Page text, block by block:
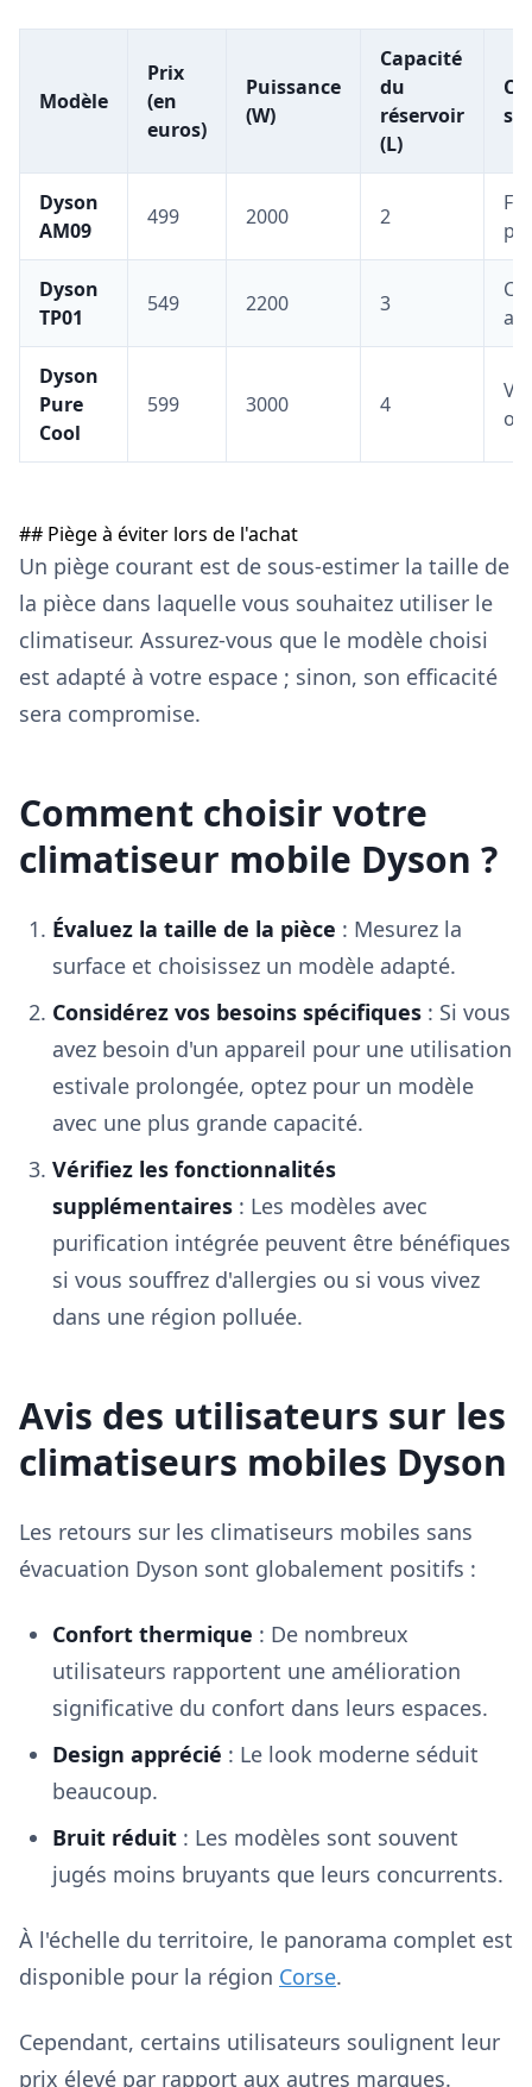
Modèle
Prix
(en
euros)
Puissance
(W)
Capacité
du
réservoir
(L)
Dyson
AM09
499 2000 2
Dyson
TP01
549 2200 3
Dyson
Pure
Cool
599 3000 4
## Piège à éviter lors de l'achat
Un piège courant est de sous-estimer la taille de
la pièce dans laquelle vous souhaitez utiliser le
climatiseur. Assurez-vous que le modèle choisi
est adapté à votre espace ; sinon, son efficacité
sera compromise.
Comment choisir votre
climatiseur mobile Dyson ?
Évaluez la taille de la pièce : Mesurez la
surface et choisissez un modèle adapté.
Considérez vos besoins spécifiques : Si vous
avez besoin d'un appareil pour une utilisation
estivale prolongée, optez pour un modèle
avec une plus grande capacité.
Vérifiez les fonctionnalités
supplémentaires : Les modèles avec
purification intégrée peuvent être bénéfiques
si vous souffrez d'allergies ou si vous vivez
dans une région polluée.
Avis des utilisateurs sur les
climatiseurs mobiles Dyson
Les retours sur les climatiseurs mobiles sans
évacuation Dyson sont globalement positifs :
Confort thermique : De nombreux
utilisateurs rapportent une amélioration
significative du confort dans leurs espaces.
Design apprécié : Le look moderne séduit
beaucoup.
Bruit réduit : Les modèles sont souvent
jugés moins bruyants que leurs concurrents.
À l'échelle du territoire, le panorama complet est
disponible pour la région Corse.
Cependant, certains utilisateurs soulignent leur
prix élevé par rapport aux autres marques.